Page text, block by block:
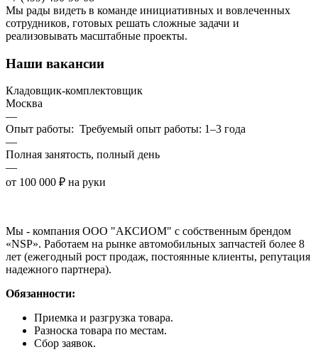
Мы рады видеть в команде инициативных и вовлеченных
сотрудников, готовых решать сложные задачи и
реализовывать масштабные проекты.
Наши вакансии
Кладовщик-комплектовщик
Москва
—
Опыт работы: Требуемый опыт работы: 1–3 года
—
Полная занятость, полный день
—
от 100 000 ₽ на руки
Мы - компания ООО "АКСИОМ" с собственным брендом
«NSP». Работаем на рынке автомобильных запчастей более 8
лет (ежегодный рост продаж, постоянные клиенты, репутация
надежного партнера).
Обязанности:
Приемка и разгрузка товара.
Разноска товара по местам.
Сбор заявок.